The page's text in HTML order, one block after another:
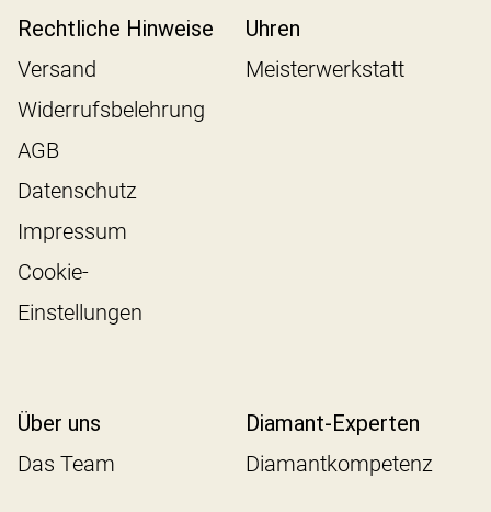
Rechtliche Hinweise
Versand
Widerrufsbelehrung
AGB
Datenschutz
Impressum
Cookie-
Einstellungen
Uhren
Meisterwerkstatt
Über uns
Das Team
Diamant-Experten
Diamantkompetenz